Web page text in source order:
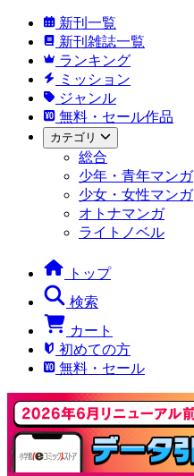
新刊一覧
新刊雑誌一覧
ランキング
ミッション
ジャンル
無料・セール作品
カテゴリ
総合
少年・青年マンガ
少女・女性マンガ
オトナマンガ
ライトノベル
トップ
検索
カート
初めての方
無料・セール